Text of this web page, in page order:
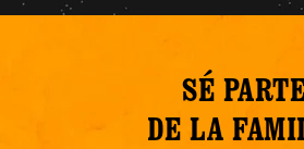
SÉ
DE LA